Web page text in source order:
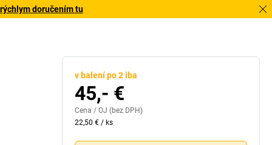
doručením tu
v balení po 2 iba
45,- €
Cena / OJ (bez DPH)
22,50 € / ks